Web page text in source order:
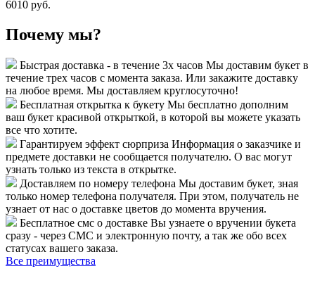
6010 руб.
Почему мы?
Быстрая доставка - в течение 3х часов Мы доставим букет в
течение трех часов с момента заказа. Или закажите доставку
на любое время. Мы доставляем круглосуточно!
Бесплатная открытка к букету Мы бесплатно дополним
ваш букет красивой открыткой, в которой вы можете указать
все что хотите.
Гарантируем эффект сюрприза Информация о заказчике и
предмете доставки не сообщается получателю. О вас могут
узнать только из текста в открытке.
Доставляем по номеру телефона Мы доставим букет, зная
только номер телефона получателя. При этом, получатель не
узнает от нас о доставке цветов до момента вручения.
Бесплатное смс о доставке Вы узнаете о вручении букета
сразу - через СМС и электронную почту, а так же обо всех
статусах вашего заказа.
Все преимущества